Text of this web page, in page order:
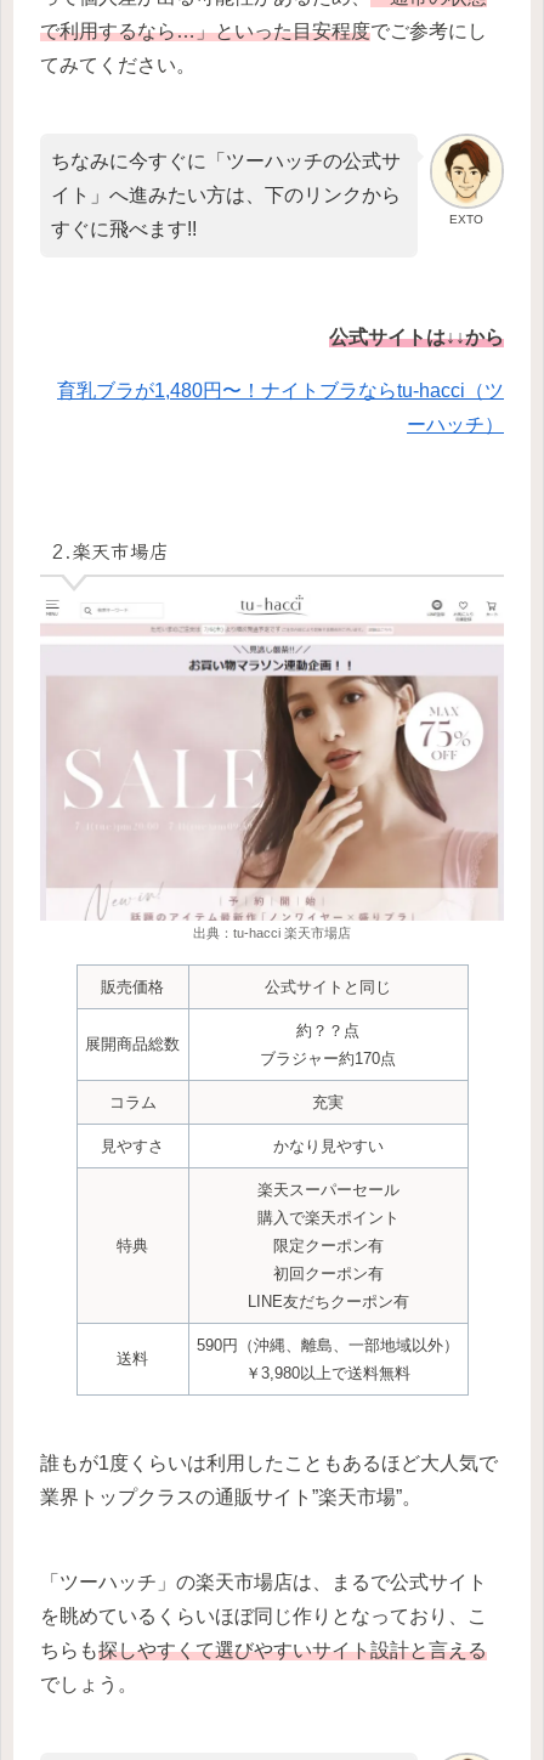
で利用するなら…」といった目安程度でご参考にし
てみてください。
EXTO
ちなみに今すぐに「ツーハッチの公式サ
イト」へ進みたい方は、下のリンクから
すぐに飛べます!!
公式サイトは↓↓から
育乳ブラが1,480円〜！ナイトブラならtu-hacci（ツ
ーハッチ）
2.楽天市場店
出典：tu-hacci 楽天市場店
販売価格 公式サイトと同じ
展開商品総数
約？？点
ブラジャー約170点
コラム 充実
見やすさ かなり 見やすい
特典
楽天スーパーセール
購入で楽天ポイント
限定クーポン有
初回クーポン有
LINE友だちクーポン有
送料
590円（沖縄、離島、一部地域以外）
￥3,980以上で送料無料
誰もが1度くらいは利用したこともあるほど大人気で
業界トップクラスの通販サイト”楽天市場”。
「ツーハッチ」の楽天市場店は、まるで公式サイト
を眺めているくらいほぼ同じ作りとなっており、こ
ちらも探しやすくて選びやすいサイト設計と言える
でしょう。